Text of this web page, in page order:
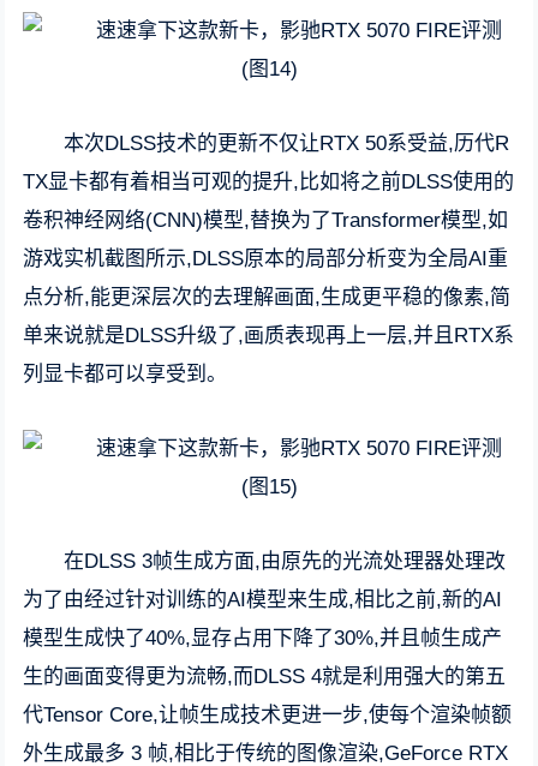
本次DLSS技术的更新不仅让RTX 50系受益,历代R
TX显卡都有着相当可观的提升,比如将之前DLSS使用的
卷积神经网络(CNN)模型,替换为了Transformer模型,如
游戏实机截图所示,DLSS原本的局部分析变为全局AI重
点分析,能更深层次的去理解画面,生成更平稳的像素,简
单来说就是DLSS升级了,画质表现再上一层,并且RTX系
列显卡都可以享受到。
在DLSS 3帧生成方面,由原先的光流处理器处理改
为了由经过针对训练的AI模型来生成,相比之前,新的AI
模型生成快了40%,显存占用下降了30%,并且帧生成产
生的画面变得更为流畅,而DLSS 4就是利用强大的第五
代Tensor Core,让帧生成技术更进一步,使每个渲染帧额
外生成最多 3 帧,相比于传统的图像渲染,GeForce RTX